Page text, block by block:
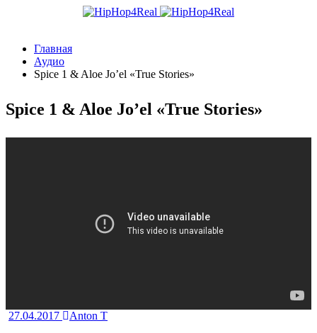
Главная
Аудио
Spice 1 & Aloe Jo’el «True Stories»
Spice 1 & Aloe Jo’el «True Stories»
27.04.2017
Anton T